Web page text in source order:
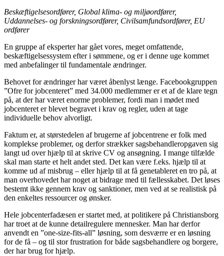
Beskæftigelsesordfører, Global klima- og miljøordfører,
Uddannelses- og forskningsordfører, Civilsamfundsordfører, EU
ordfører
En gruppe af eksperter har gået vores, meget omfattende,
beskæftigelsessystem efter i sømmene, og er i denne uge kommet
med anbefalinger til fundamentale ændringer.
Behovet for ændringer har været åbenlyst længe. Facebookgruppen
”Ofre for jobcenteret” med 34.000 medlemmer er et af de klare tegn
på, at der har været enorme problemer, fordi man i mødet med
jobcenteret er blevet begravet i krav og regler, uden at tage
individuelle behov alvorligt.
Faktum er, at størstedelen af brugerne af jobcentrene er folk med
komplekse problemer, og derfor strækker sagsbehandleropgaven sig
langt ud over hjælp til at skrive CV og ansøgning. I mange tilfælde
skal man starte et helt andet sted. Det kan være f.eks. hjælp til at
komme ud af misbrug – eller hjælp til at få genetableret en tro på, at
man overhovedet har noget at bidrage med til fællesskabet. Det løses
bestemt ikke gennem krav og sanktioner, men ved at se realistisk på
den enkeltes ressourcer og ønsker.
Hele jobcenterfadæsen er startet med, at politikere på Christiansborg
har troet at de kunne detailregulere mennesker. Man har derfor
anvendt en ”one-size-fits-all” løsning, som desværre er en løsning
for de få – og til stor frustration for både sagsbehandlere og borgere,
der har brug for hjælp.